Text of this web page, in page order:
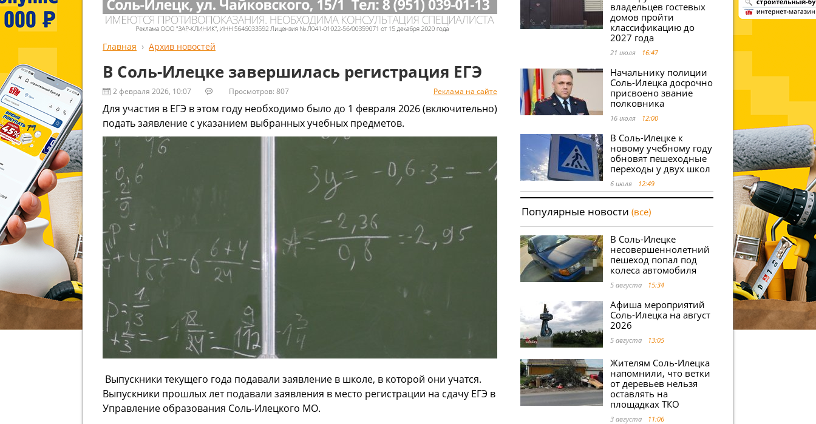
Главная Архив новостей
В Соль-Илецке завершилась регистрация ЕГЭ
2 февраля 2026, 10:07 Просмотров: 807 Реклама на сайте
Для участия в ЕГЭ в этом году необходимо было до 1 февраля 2026 (включительно)
подать заявление с указанием выбранных учебных предметов.
Выпускники текущего года подавали заявление в школе, в которой они учатся.
Выпускники прошлых лет подавали заявления в место регистрации на сдачу ЕГЭ в
Управление образования Соль-Илецкого МО.
владельцев гостевых
домов пройти
классификацию до
2027 года
21 июля 16:47
Начальнику полиции
Соль-Илецка досрочно
присвоено звание
полковника
16 июля 12:00
В Соль-Илецке к
новому учебному году
обновят пешеходные
переходы у двух школ
6 июля 12:49
Популярные новости (все)
В Соль-Илецке
несовершеннолетний
пешеход попал под
колеса автомобиля
5 августа 15:34
Афиша мероприятий
Соль-Илецка на август
2026
5 августа 13:05
Жителям Соль-Илецка
напомнили, что ветки
от деревьев нельзя
оставлять на
площадках ТКО
3 августа 11:06